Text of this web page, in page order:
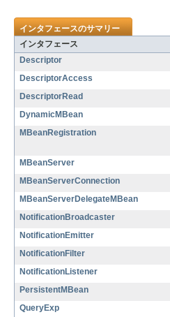
インタフェースのサマリー
インタフェース
Descriptor
DescriptorAccess
DescriptorRead
DynamicMBean
MBeanRegistration
MBeanServer
MBeanServerConnection
MBeanServerDelegateMBean
NotificationBroadcaster
NotificationEmitter
NotificationFilter
NotificationListener
PersistentMBean
QueryExp